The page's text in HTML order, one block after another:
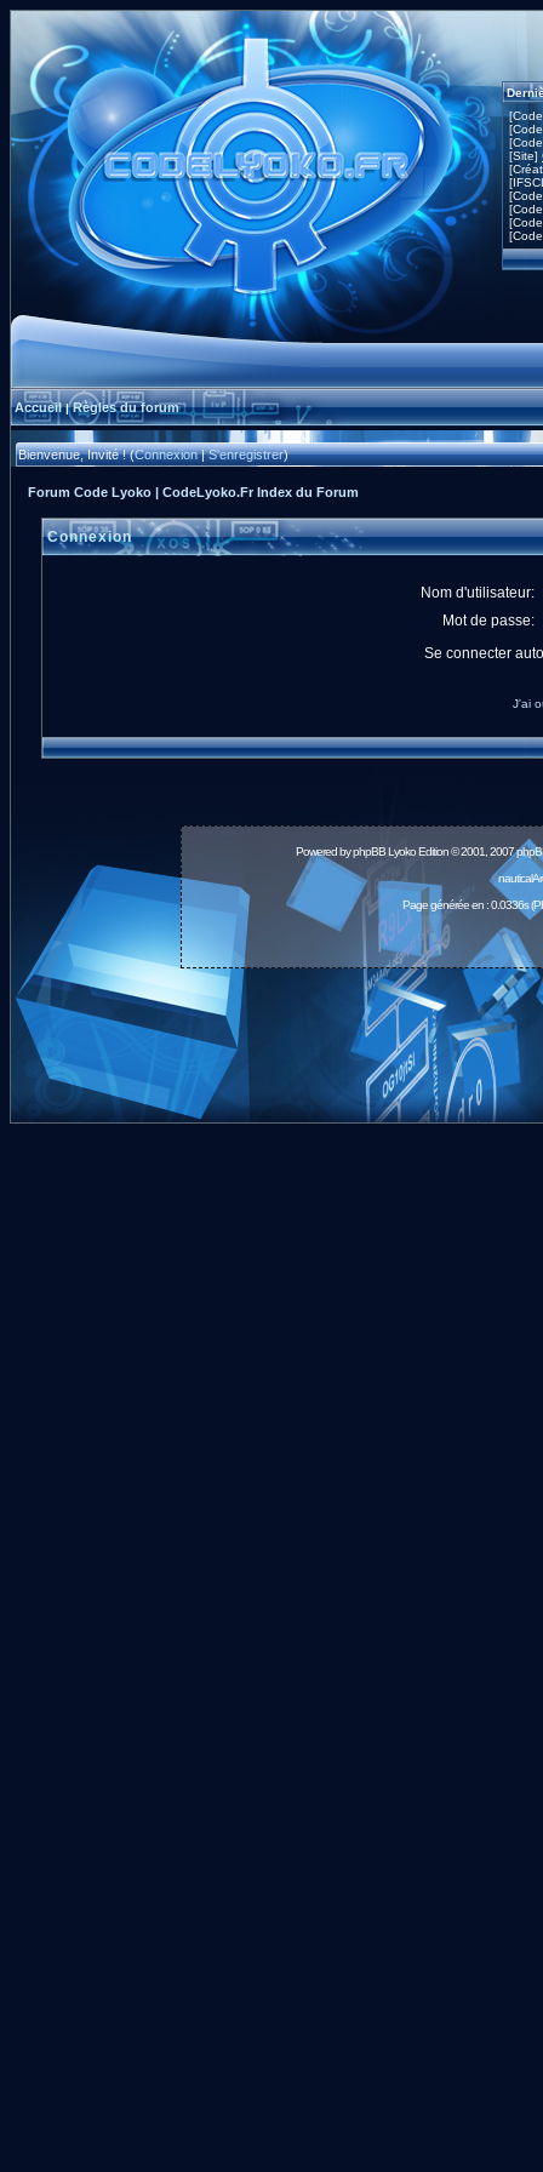
[Site]
Accueil|Règles du forum
Bienvenue, Invité ! (Connexion|S'enregistrer)
Forum Code Lyoko | CodeLyoko.Fr Index du Forum
Connexion
Nom d'utilisateur:
Mot de passe:
Se connecter
J'ai
Powered byphpBBLyoko Edition © 2001, 2007
Page générée en : 0.0336s